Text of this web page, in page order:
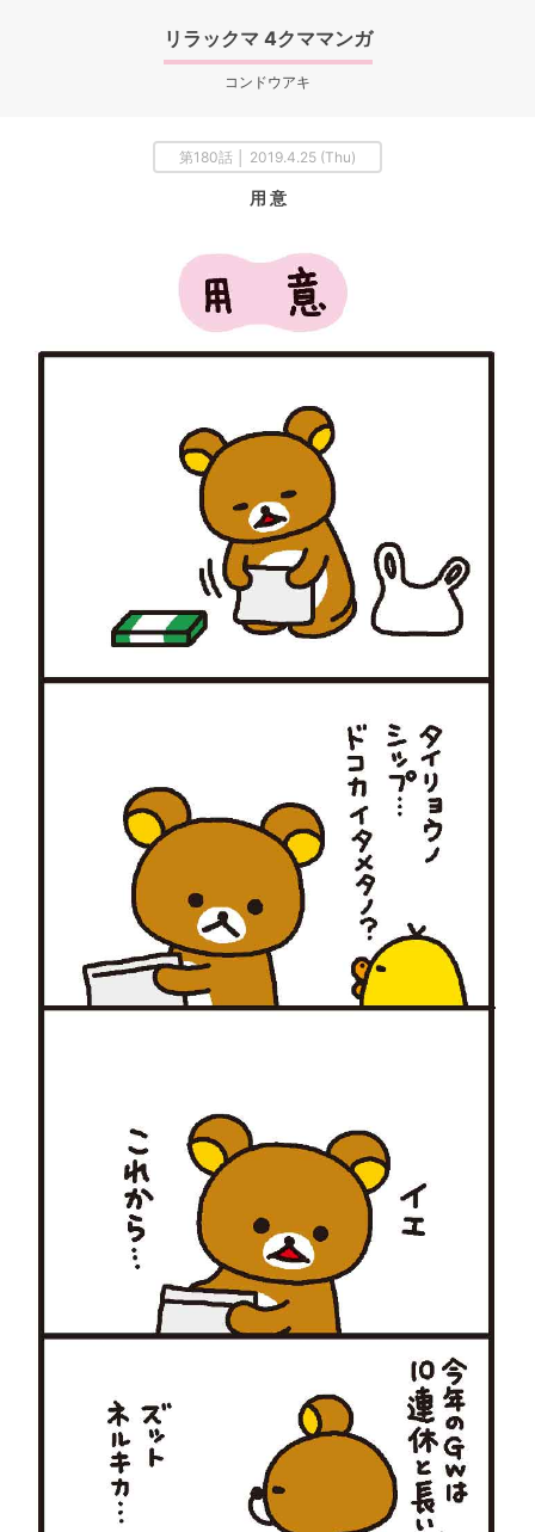
リラックマ 4クママンガ
コンドウアキ
第180話 │ 2019.4.25 (Thu)
用 意